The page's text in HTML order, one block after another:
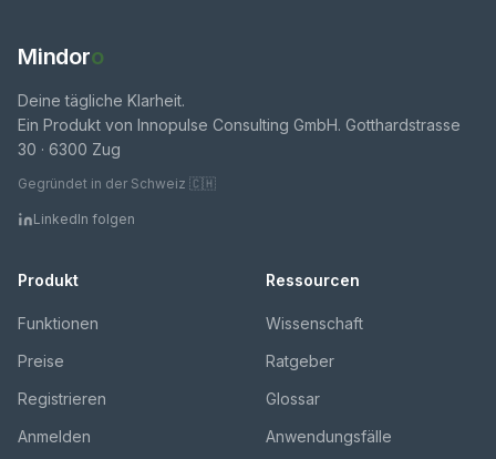
Mindoro
Deine tägliche Klarheit.
Ein Produkt von Innopulse Consulting GmbH. Gotthardstrasse
30 · 6300 Zug
Gegründet in der Schweiz 🇨🇭
LinkedIn folgen
Produkt
Funktionen
Preise
Registrieren
Anmelden
Ressourcen
Wissenschaft
Ratgeber
Glossar
Anwendungsfälle